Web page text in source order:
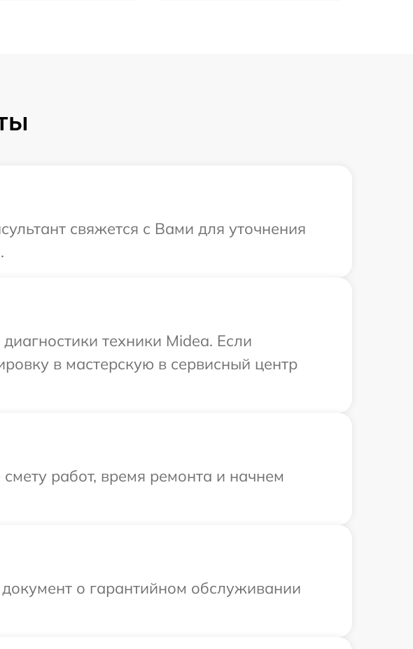
свяжется с Вами для уточнения
техники Midea. Если
в мастерскую в сервисный центр
работ, время ремонта и начнем
о гарантийном обслуживании